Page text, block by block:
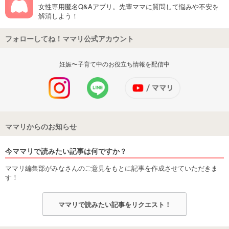
女性専用匿名Q&Aアプリ。先輩ママに質問して悩みや不安を
解消しよう！
フォローしてね！ママリ公式アカウント
妊娠〜子育て中のお役立ち情報を配信中
ママリからのお知らせ
今ママリで読みたい記事は何ですか？
ママリ編集部がみなさんのご意見をもとに記事を作成させていただきま
す！
ママリで読みたい記事をリクエスト！